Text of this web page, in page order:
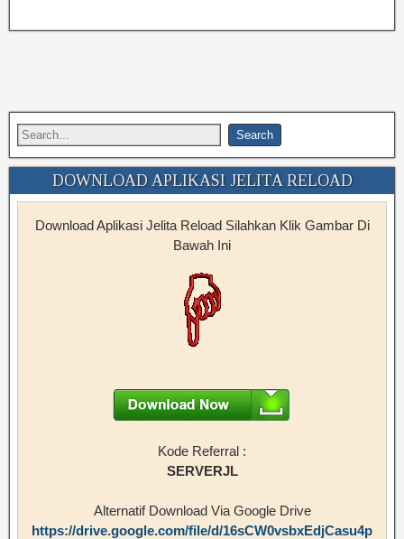
DOWNLOAD APLIKASI JELITA RELOAD
Download Aplikasi Jelita Reload Silahkan Klik Gambar Di
Bawah Ini
Kode Referral :
SERVERJL
Alternatif Download Via Google Drive
https://drive.google.com/file/d/16sCW0vsbxEdjCasu4p